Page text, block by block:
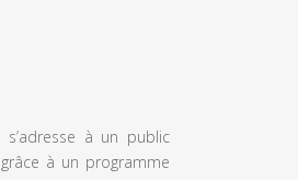
à un public
à un programme